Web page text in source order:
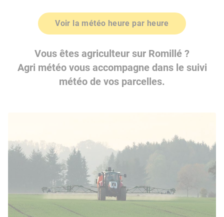
Voir la météo heure par heure
Vous êtes agriculteur sur Romillé ?
Agri météo vous accompagne dans le suivi
météo de vos parcelles.